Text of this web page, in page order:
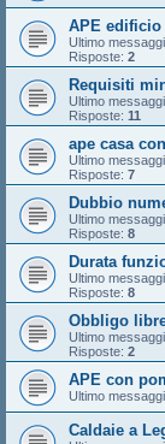
APE edificio
Ultimo
Risposte: 2
Requisiti
Ultimo
Risposte: 11
ape casa
Ultimo
Risposte: 7
Dubbio
Ultimo
Risposte: 8
Durata
Ultimo
Risposte: 8
Obbligo
Ultimo
Risposte: 2
APE con
Ultimo
Caldaie a